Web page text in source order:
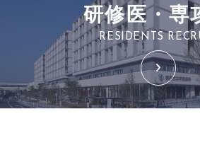
研修医・専
RESIDENTS